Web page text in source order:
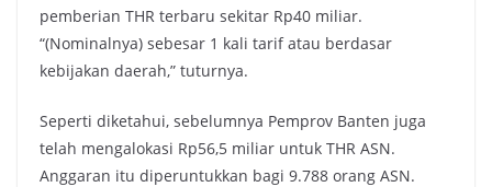
pemberian THR terbaru sekitar Rp40 miliar.
“(Nominalnya) sebesar 1 kali tarif atau berdasar
kebijakan daerah,” tuturnya.
Seperti diketahui, sebelumnya Pemprov Banten juga
telah mengalokasi Rp56,5 miliar untuk THR ASN.
Anggaran itu diperuntukkan bagi 9.788 orang ASN.